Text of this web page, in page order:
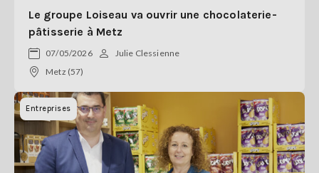
Le groupe Loiseau va ouvrir une chocolaterie-
pâtisserie à Metz
07/05/2026
Julie Clessienne
Metz (57)
Entreprises